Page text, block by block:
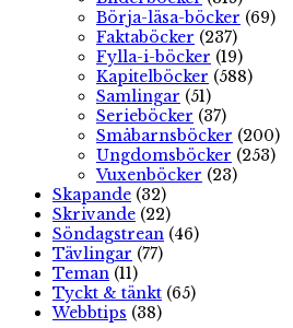
Börja-läsa-böcker (69)
Faktaböcker (237)
Fylla-i-böcker (19)
Kapitelböcker (588)
Samlingar (51)
Serieböcker (37)
Småbarnsböcker (200)
Ungdomsböcker (253)
Vuxenböcker (23)
Skapande (32)
Skrivande (22)
Söndagstrean (46)
Tävlingar (77)
Teman (11)
Tyckt & tänkt (65)
Webbtips (38)